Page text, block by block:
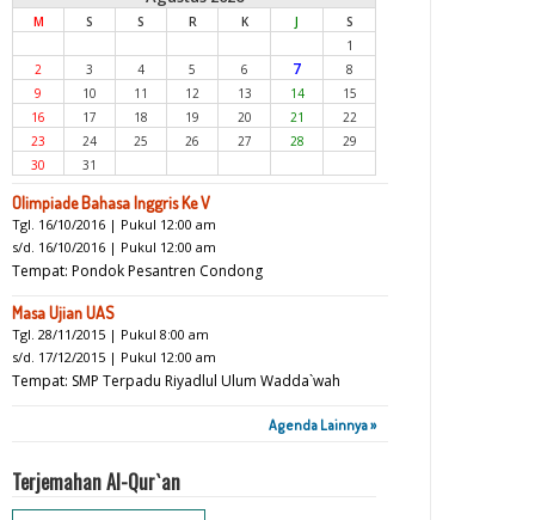
M S S R K J
S
1
2
3 4 5 6 7
8
9
10 11 12 13 14
15
16
17 18 19 20 21
22
23
24 25 26 27 28
29
30
31
Olimpiade Bahasa Inggris Ke V
Tgl. 16/10/2016 | Pukul 12:00 am
s/d. 16/10/2016 | Pukul 12:00 am
Tempat: Pondok Pesantren Condong
Masa Ujian UAS
Tgl. 28/11/2015 | Pukul 8:00 am
s/d. 17/12/2015 | Pukul 12:00 am
Tempat: SMP Terpadu Riyadlul Ulum Wadda`wah
Agenda Lainnya »
Terjemahan Al-Qur`an